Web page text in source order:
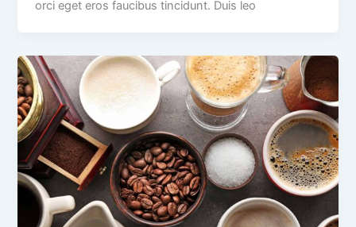
orci eget eros faucibus tincidunt. Duis leo